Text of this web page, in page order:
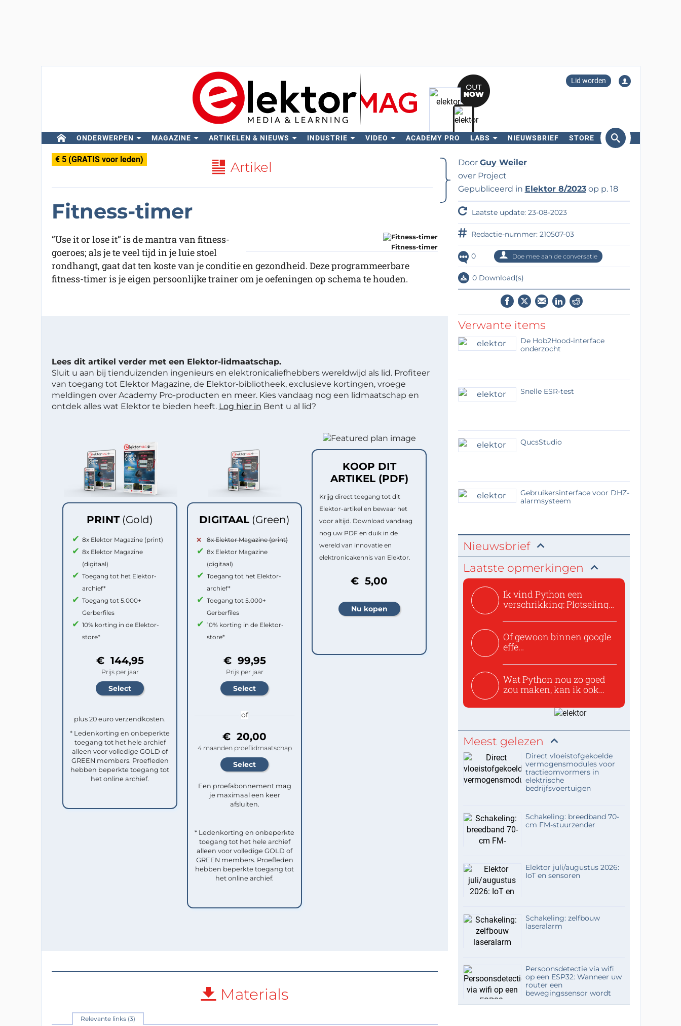
Lid worden
ONDERWERPEN MAGAZINE ARTIKELEN & NIEUWS INDUSTRIE VIDEO ACADEMY PRO LABS NIEUWSBRIEF STORE
€ 5 (GRATIS voor leden) Artikel
Fitness-timer
Fitness-timer
“Use it or lose it” is de mantra van fitness-
goeroes; als je te veel tijd in je luie stoel
rondhangt, gaat dat ten koste van je conditie en gezondheid. Deze programmeerbare
fitness-timer is je eigen persoonlijke trainer om je oefeningen op schema te houden.
Lees dit artikel verder met een Elektor-lidmaatschap.
Sluit u aan bij tienduizenden ingenieurs en elektronicaliefhebbers wereldwijd als lid. Profiteer
van toegang tot Elektor Magazine, de Elektor-bibliotheek, exclusieve kortingen, vroege
meldingen over Academy Pro-producten en meer. Kies vandaag nog een lidmaatschap en
ontdek alles wat Elektor te bieden heeft. Log hier in Bent u al lid?
PRINT (Gold)
8x Elektor Magazine (print)
8x Elektor Magazine
(digitaal)
Toegang tot het Elektor-
archief*
Toegang tot 5.000+
Gerberfiles
10% korting in de Elektor-
store*
€ 144,95
Prijs per jaar
plus 20 euro verzendkosten.
* Ledenkorting en onbeperkte
toegang tot het hele archief
alleen voor volledige GOLD of
GREEN members. Proefleden
hebben beperkte toegang tot
het online archief.
DIGITAAL (Green)
8x Elektor Magazine (print)
8x Elektor Magazine
(digitaal)
Toegang tot het Elektor-
archief*
Toegang tot 5.000+
Gerberfiles
10% korting in de Elektor-
store*
€ 99,95
Prijs per jaar
of
€ 20,00
4 maanden proeflidmaatschap
Een proefabonnement mag
je maximaal een keer
afsluiten.
* Ledenkorting en onbeperkte
toegang tot het hele archief
alleen voor volledige GOLD of
GREEN members. Proefleden
hebben beperkte toegang tot
het online archief.
KOOP DIT
ARTIKEL (PDF)
Krijg direct toegang tot dit
Elektor-artikel en bewaar het
voor altijd. Download vandaag
nog uw PDF en duik in de
wereld van innovatie en
elektronicakennis van Elektor.
€ 5,00
Materials
Relevante links (3)
Door Guy Weiler
over Project
Gepubliceerd in Elektor 8/2023op p. 18
Laatste update: 23-08-2023
Redactie-nummer: 210507-03
0 Doe mee aan de conversatie
0 Download(s)
Verwante items
De Hob2Hood-interface
onderzocht
Snelle ESR-test
QucsStudio
Gebruikersinterface voor DHZ-
alarmsysteem
Nieuwsbrief
Laatste opmerkingen
Ik vind Python een
verschrikking: Plotseling
Of gewoon binnen google
effe
Wat Python nou zo goed
zou maken, kan ik ook
Meest gelezen
Direct vloeistofgekoelde
vermogensmodules voor
tractieomvormers in
elektrische
bedrijfsvoertuigen
Schakeling: breedband 70-
cm FM-stuurzender
Elektor juli/augustus 2026:
IoT en sensoren
Schakeling: zelfbouw
laseralarm
Persoonsdetectie via wifi
op een ESP32: Wanneer uw
router een
bewegingssensor wordt